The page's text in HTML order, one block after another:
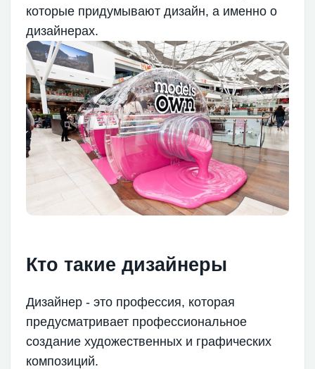
которые придумывают дизайн, а именно о
дизайнерах.
Кто такие дизайнеры
Дизайнер - это профессия, которая
предусматривает профессиональное
создание художественных и графических
композиций.